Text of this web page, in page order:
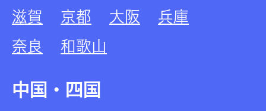
滋賀 京都 大阪
兵庫
奈良
和歌山
中国・四国